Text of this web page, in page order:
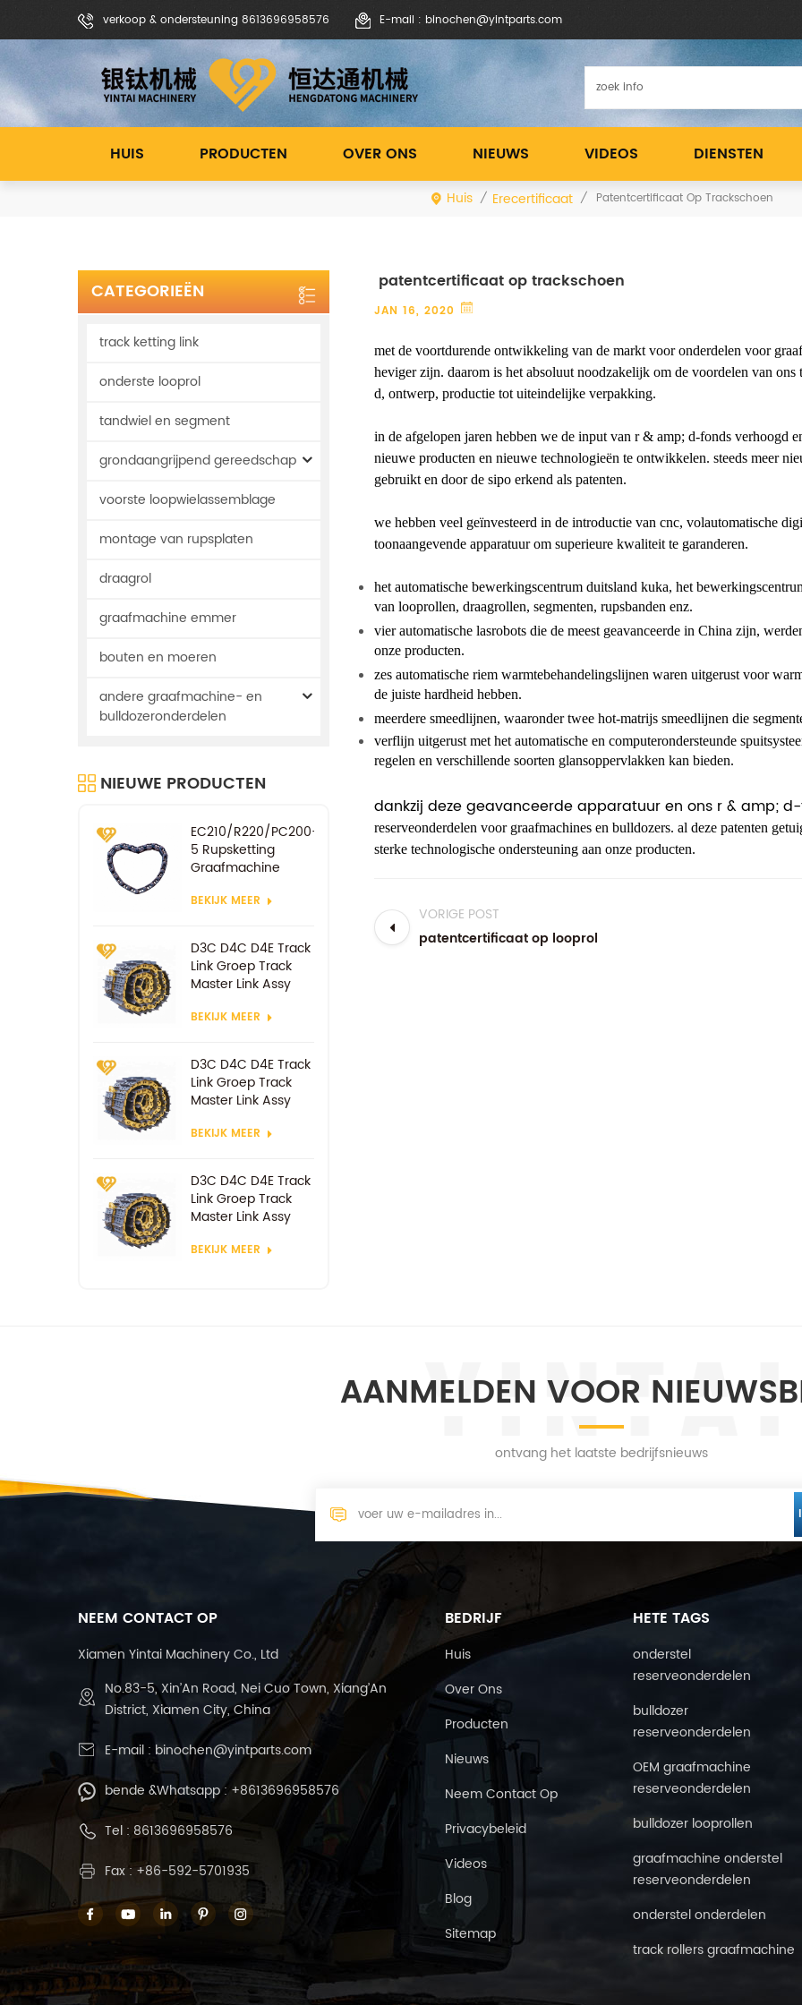
verkoop & ondersteuning 8613696958576 E-mail : binochen@yintparts.com
HUIS PRODUCTEN OVER ONS NIEUWS VIDEOS DIENSTEN
Huis / Erecertificaat / Patentcertificaat Op Trackschoen
CATEGORIEËN
track ketting link
onderste looprol
tandwiel en segment
grondaangrijpend gereedschap
voorste loopwielassemblage
montage van rupsplaten
draagrol
graafmachine emmer
bouten en moeren
andere graafmachine- en
bulldozeronderdelen
NIEUWE PRODUCTEN
EC210/R220/PC200-
5 Rupsketting
Graafmachine
Rupsschakels
BEKIJK MEER
D3C D4C D4E Track
Link Groep Track
Master Link Assy
BEKIJK MEER
D3C D4C D4E Track
Link Groep Track
Master Link Assy
BEKIJK MEER
D3C D4C D4E Track
Link Groep Track
Master Link Assy
BEKIJK MEER
patentcertificaat op trackschoen
JAN 16, 2020
met de voortdurende ontwikkeling van de markt voor onderdelen voor
heviger zijn. daarom is het absoluut noodzakelijk om de voordelen van
d, ontwerp, productie tot uiteindelijke verpakking.
in de afgelopen jaren hebben we de input van r & amp; d-fonds verhoogd
nieuwe producten en nieuwe technologieën te ontwikkelen. steeds meer
gebruikt en door de sipo erkend als patenten.
we hebben veel geïnvesteerd in de introductie van cnc, volautomatische
toonaangevende apparatuur om superieure kwaliteit te garanderen.
het automatische bewerkingscentrum duitsland kuka, het
van looprollen, draagrollen, segmenten, rupsbanden enz.
vier automatische lasrobots die de meest geavanceerde in China zijn,
onze producten.
zes automatische riem warmtebehandelingslijnen waren uitgerust voor
de juiste hardheid hebben.
meerdere smeedlijnen, waaronder twee hot-matrijs smeedlijnen die
verflijn uitgerust met het automatische en computerondersteunde
regelen en verschillende soorten glansoppervlakken kan bieden.
dankzij deze geavanceerde apparatuur en ons r & amp;
reserveonderdelen voor graafmachines en bulldozers. al deze patenten
sterke technologische ondersteuning aan onze producten.
VORIGE POST
patentcertificaat op looprol
AANMELDEN VOOR
ontvang het laatste bedrijfsnieuws
NEEM CONTACT OP
Xiamen Yintai Machinery Co., Ltd
No.83-5, Xin’An Road, Nei Cuo Town, Xiang’An
District, Xiamen City, China
E-mail : binochen@yintparts.com
bende &Whatsapp :+8613696958576
Tel : 8613696958576
Fax : +86-592-5701935
BEDRIJF
Huis
Over Ons
Producten
Nieuws
Neem Contact Op
Privacybeleid
Videos
Blog
Sitemap
HETE TAGS
onderstel
reserveonderdelen
bulldozer
reserveonderdelen
OEM graafmachine
reserveonderdelen
bulldozer looprollen
graafmachine onderstel
reserveonderdelen
onderstel onderdelen
track rollers graafmachine